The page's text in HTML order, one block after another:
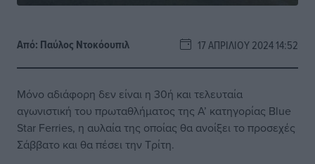
Από: Παύλος Nτοκόουπιλ 17 ΑΠΡΙΛΊΟΥ 2024 14:52
Μόνο αδιάφορη δεν είναι η 30ή και τελευταία
αγωνιστική του πρωταθλήματος της Α’ κατηγορίας Blue
Star Ferries, η αυλαία της οποίας θα ανοίξει το προσεχές
Σάββατο και θα πέσει την Τρίτη.